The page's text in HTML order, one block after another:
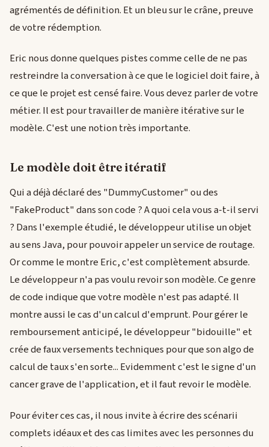
agrémentés de définition. Et un bleu sur le crâne, preuve
de votre rédemption.
Eric nous donne quelques pistes comme celle de ne pas
restreindre la conversation à ce que le logiciel doit faire, à
ce que le projet est censé faire. Vous devez parler de votre
métier. Il est pour travailler de manière itérative sur le
modèle. C'est une notion très importante.
Le modèle doit être itératif
Qui a déjà déclaré des "DummyCustomer" ou des
"FakeProduct" dans son code ? A quoi cela vous a-t-il servi
? Dans l'exemple étudié, le développeur utilise un objet
au sens Java, pour pouvoir appeler un service de routage.
Or comme le montre Eric, c'est complètement absurde.
Le développeur n'a pas voulu revoir son modèle. Ce genre
de code indique que votre modèle n'est pas adapté. Il
montre aussi le cas d'un calcul d'emprunt. Pour gérer le
remboursement anticipé, le développeur "bidouille" et
crée de faux versements techniques pour que son algo de
calcul de taux s'en sorte... Evidemment c'est le signe d'un
cancer grave de l'application, et il faut revoir le modèle.
Pour éviter ces cas, il nous invite à écrire des scénarii
complets idéaux et des cas limites avec les personnes du